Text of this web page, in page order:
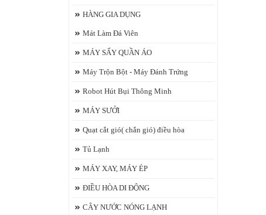
HÀNG GIA DỤNG
Mát Làm Đá Viên
MÁY SẤY QUẦN ÁO
Máy Trộn Bột - Máy Đánh Trứng
Robot Hút Bụi Thông Minh
MÁY SƯỞI
Quạt cắt gió( chắn gió) điều hòa
Tủ Lạnh
MÁY XAY, MÁY ÉP
ĐIỀU HÒA DI ĐỘNG
CÂY NƯỚC NÓNG LẠNH